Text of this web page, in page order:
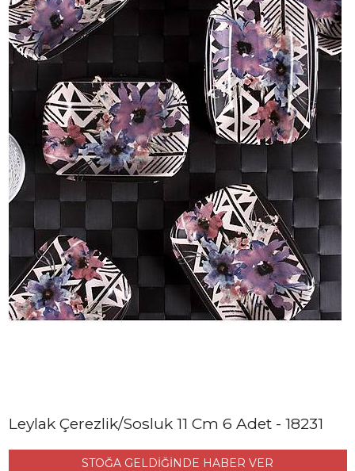
Leylak Çerezlik/Sosluk 11 Cm 6 Adet - 18231
STOĞA GELDİĞİNDE HABER VER